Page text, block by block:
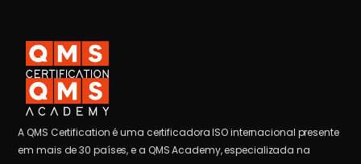
A QMS Certification é uma certificadora ISO internacional presente
em mais de 30 países, e a QMS Academy, especializada na